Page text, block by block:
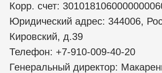
Корр. счет:
Юридический адрес: 344006,
Кировский, д.39
Телефон: +7-910-009-40-20
Генеральный директор: